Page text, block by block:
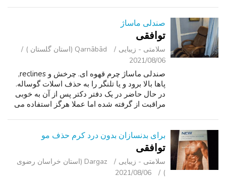
صندلی ماساژ
توافقی
سلامتی - زیبایی
Qarnābād (استان گلستان )
2021/08/06
صندلی ماساژ چرم قهوه ای. چرخش و reclines,
پاها بالا برود و یا تلنگر را به حذف اسلات گوساله.
در حال حاضر در یک دفتر دکتر پس از آن به خوبی
مراقبت از گرفته شده اما عملا هرگز استفاده می
برای بدنسازان بدون درد کرم حذف مو
توافقی
سلامتی - زیبایی
Dargaz (استان خراسان رضوی
)
2021/08/06